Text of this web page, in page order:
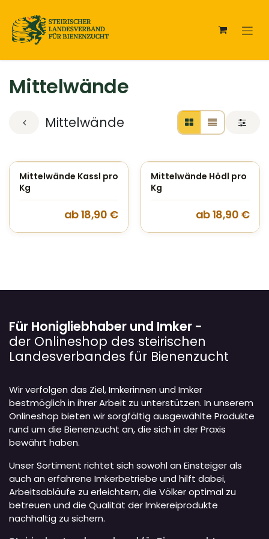
Mittelwände
Mittelwände
Mittelwände Kassl pro
Kg
ab18,90 €
Mittelwände Hödl pro
Kg
ab18,90 €
Für Honigliebhaber und Imker -
der Onlineshop des steirischen
Landesverbandes für Bienenzucht
Wir verfolgen das Ziel, Imkerinnen und Imker
bestmöglich in ihrer Arbeit zu unterstützen. In unserem
Onlineshop bieten wir sorgfältig ausgewählte Produkte
rund um die Bienenzucht an, die sich in der Praxis
bewährt haben.
Unser Sortiment richtet sich sowohl an Einsteiger als
auch an erfahrene Imkerbetriebe und hilft dabei,
Arbeitsabläufe zu erleichtern, die Völker optimal zu
betreuen und die Qualität der Imkereiprodukte
nachhaltig zu sichern.